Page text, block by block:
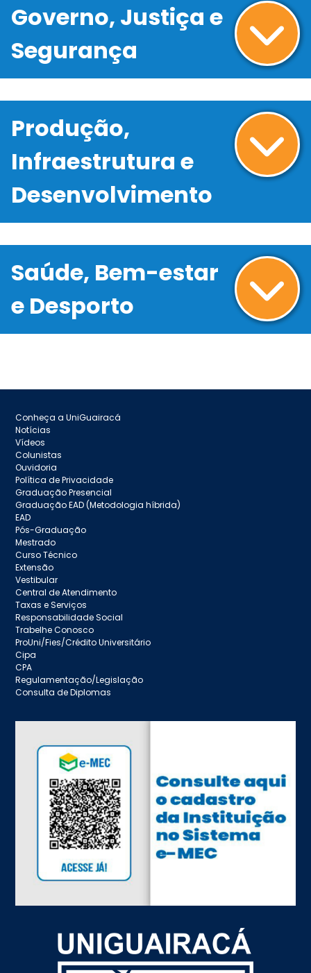
Governo, Justiça e
Segurança
Produção,
Infraestrutura e
Desenvolvimento
Saúde, Bem-estar
e Desporto
Conheça a UniGuairacá
Notícias
Vídeos
Colunistas
Ouvidoria
Política de Privacidade
Graduação Presencial
Graduação EAD (Metodologia híbrida)
EAD
Pós-Graduação
Mestrado
Curso Técnico
Extensão
Vestibular
Central de Atendimento
Taxas e Serviços
Responsabilidade Social
Trabelhe Conosco
ProUni/Fies/Crédito Universitário
Cipa
CPA
Regulamentação/Legislação
Consulta de Diplomas